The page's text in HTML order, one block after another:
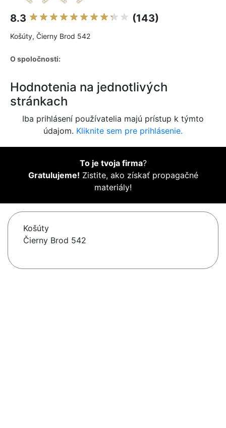
8.3 (143)
Košúty, Čierny Brod 542
O spoločnosti:
Hodnotenia na jednotlivých
stránkach
Iba prihlásení používatelia majú prístup k týmto
údajom. Kliknite sem pre prihlásenie.
To je tvoja firma?
Gratulujeme! Zistite, ako získať propagačné
materiály!
Košúty
Čierny Brod 542